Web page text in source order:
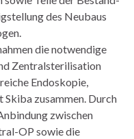
des Neubaus
die notwendige
Zentralsterilisation
Endoskopie,
Skiba zusammen. Durch
zwischen
OP sowie die